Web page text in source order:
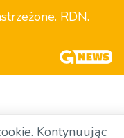
RDN.
Kontynuując